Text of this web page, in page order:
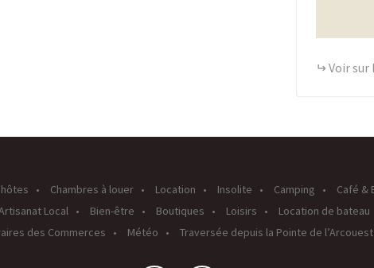
Voir sur
Chambres à louer Location Insolite Camping Café &
Local Bien-être Boutiques Loisirs Location de bateau
des Commerces
Météo Traversée depuis la Pointe de l’Arcouest